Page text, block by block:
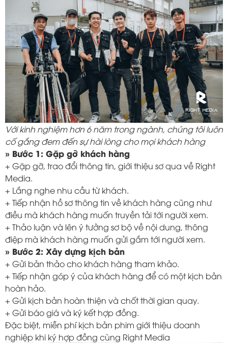
Với kinh nghiệm hơn 6 năm trong ngành, chúng tôi luôn
cố gắng đem đến sự hài lòng cho mọi khách hàng
» Bước 1: Gặp gỡ khách hàng
+ Gặp gỡ, trao đổi thông tin, giới thiệu sơ qua về Right
Media.
+ Lắng nghe nhu cầu từ khách.
+ Tiếp nhận hồ sơ thông tin về khách hàng cũng như
điều mà khách hàng muốn truyền tải tới người xem.
+ Thảo luận và lên ý tưởng sơ bộ về nội dung, thông
điệp mà khách hàng muốn gửi gắm tới người xem.
» Bước 2: Xây dựng kịch bản
+ Gửi bản thảo cho khách hàng tham khảo.
+ Tiếp nhận góp ý của khách hàng để có một kịch bản
hoàn hảo.
+ Gửi kịch bản hoàn thiện và chốt thời gian quay.
+ Gửi báo giá và ký kết hợp đồng.
Đặc biệt, miễn phí kịch bản phim giới thiệu doanh
nghiệp khi ký hợp đồng cùng Right Media